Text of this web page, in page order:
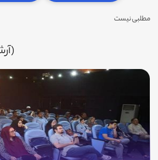
مطلبی نیست